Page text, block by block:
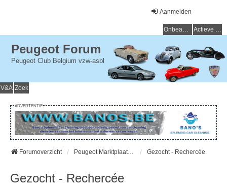
Aanmelden
Onbeantwoorde onderwerpen Actieve onderwerpen
Peugeot Forum
Peugeot Club Belgium vzw-asbl
V&A Zoek
ADVERTENTIE
Forumoverzicht Peugeot Marktplaats - Peugeot Marché Gezocht - Rechercée
Gezocht - Rechercée